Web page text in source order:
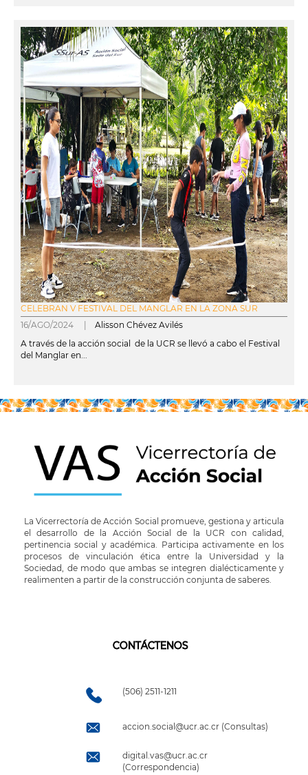
CELEBRAN V FESTIVAL DEL MANGLAR EN LA ZONA SUR
16/AGO/2024 | Alisson Chévez Avilés
A través de la acción social de la UCR se llevó a cabo el Festival
del Manglar en...
La Vicerrectoría de Acción Social promueve, gestiona y articula
el desarrollo de la Acción Social de la UCR con calidad,
pertinencia social y académica. Participa activamente en los
procesos de vinculación ética entre la Universidad y la
Sociedad, de modo que ambas se integren dialécticamente y
realimenten a partir de la construcción conjunta de saberes.
CONTÁCTENOS
(506) 2511-1211
accion.social@ucr.ac.cr (Consultas)
digital.vas@ucr.ac.cr
(Correspondencia)